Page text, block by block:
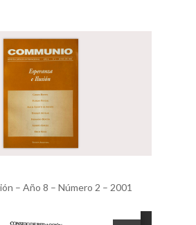
– Año 8 – Número 2 – 2001